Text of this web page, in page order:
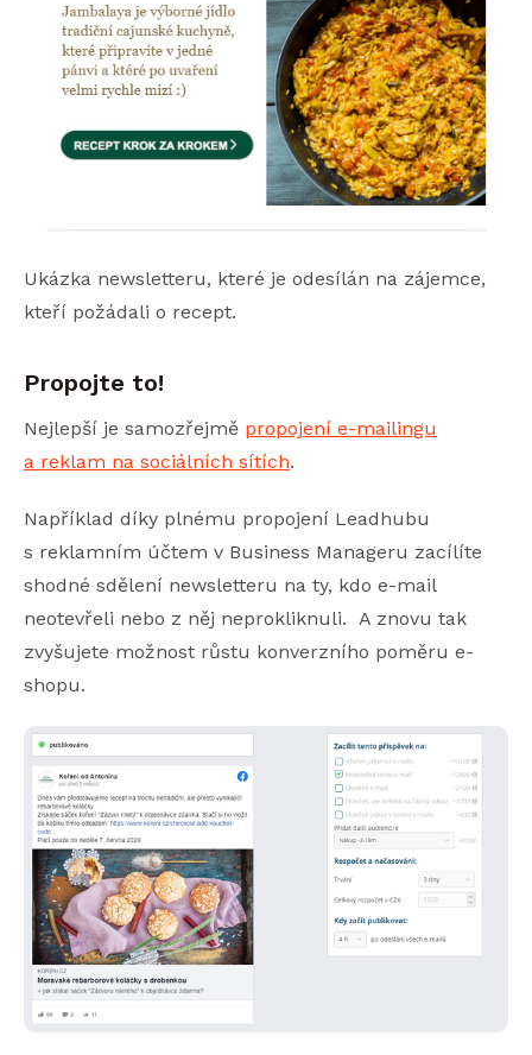
Ukázka newsletteru, které je odesílán na zájemce,
kteří požádali o recept.
Propojte to!
Nejlepší je samozřejmě propojení e-mailingu
a reklam na sociálních sítích.
Například díky plnému propojení Leadhubu
s reklamním účtem v Business Manageru zacílíte
shodné sdělení newsletteru na ty, kdo e-mail
neotevřeli nebo z něj neprokliknuli. A znovu tak
zvyšujete možnost růstu konverzního poměru e-
shopu.